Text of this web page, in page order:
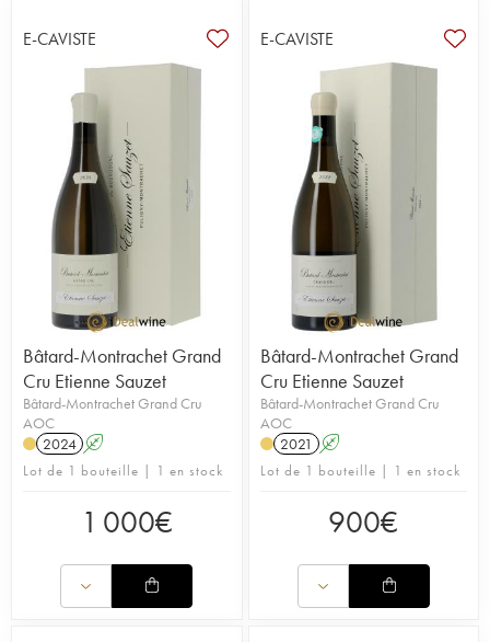
E-CAVISTE
Bâtard-Montrachet Grand
Cru Etienne Sauzet
Bâtard-Montrachet Grand Cru
AOC
2024 A
Lot de 1 bouteille | 1 en stock
1 000€
E-CAVISTE
Bâtard-Montrachet Grand
Cru Etienne Sauzet
Bâtard-Montrachet Grand Cru
AOC
2021 A
Lot de 1 bouteille | 1 en stock
900€